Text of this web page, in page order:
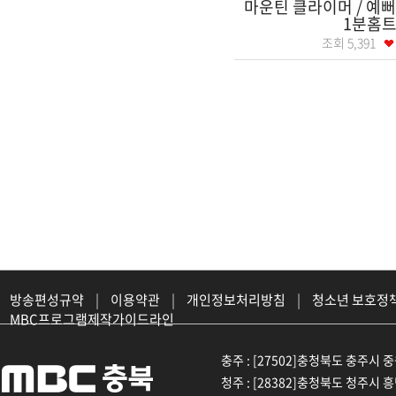
마운틴 클라이머 / 예
1분홈트
조회 5,391
방송편성규약 | 이용약관 | 개인정보처리방침 |
청소년 보호정
MBC프로그램제작가이드라인
충주 : [27502]충청북도 충주시
청주 : [28382]충청북도 청주시